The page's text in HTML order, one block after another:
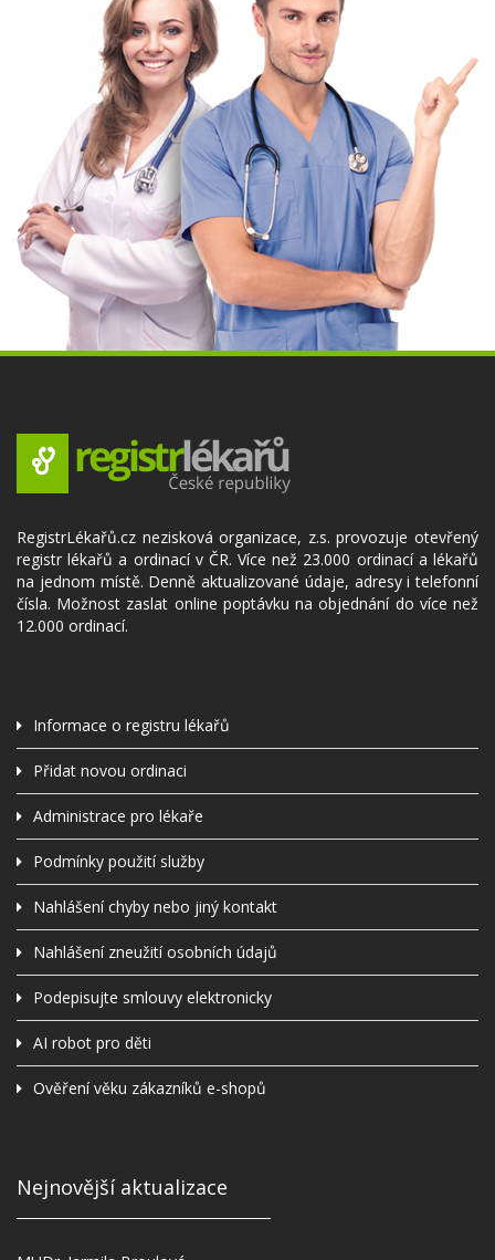
RegistrLékařů.cz nezisková organizace, z.s. provozuje otevřený
registr lékařů a ordinací v ČR. Více než 23.000 ordinací a lékařů
na jednom místě. Denně aktualizované údaje, adresy i telefonní
čísla. Možnost zaslat online poptávku na objednání do více než
12.000 ordinací.
Informace o registru lékařů
Přidat novou ordinaci
Administrace pro lékaře
Podmínky použití služby
Nahlášení chyby nebo jiný kontakt
Nahlášení zneužití osobních údajů
Podepisujte smlouvy elektronicky
AI robot pro děti
Ověření věku zákazníků e-shopů
Nejnovější aktualizace